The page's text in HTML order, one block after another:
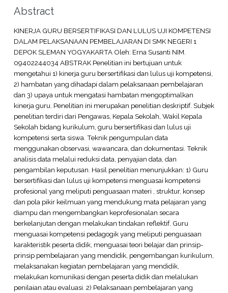
Abstract
KINERJA GURU BERSERTIFIKASI DAN LULUS UJI KOMPETENSI
DALAM PELAKSANAAN PEMBELAJARAN DI SMK NEGERI 1
DEPOK SLEMAN YOGYAKARTA Oleh: Erna Susanti NIM.
09402244034 ABSTRAK Penelitian ini bertujuan untuk
mengetahui 1) kinerja guru bersertifikasi dan lulus uji kompetensi,
2) hambatan yang dihadapi dalam pelaksanaan pembelajaran
dan 3) upaya untuk mengatasi hambatan mengoptimalkan
kinerja guru. Penelitian ini merupakan penelitian deskriptif. Subjek
penelitian terdiri dari Pengawas, Kepala Sekolah, Wakil Kepala
Sekolah bidang kurikulum, guru bersertifikasi dan lulus uji
kompetensi serta siswa. Teknik pengumpulan data
menggunakan observasi, wawancara, dan dokumentasi. Teknik
analisis data melalui reduksi data, penyajian data, dan
pengambilan keputusan. Hasil penelitian menunjukkan: 1) Guru
bersertifikasi dan lulus uji kompetensi menguasai kompetensi
profesional yang meliputi penguasaan materi , struktur, konsep
dan pola pikir keilmuan yang mendukung mata pelajaran yang
diampu dan mengembangkan keprofesionalan secara
berkelanjutan dengan melakukan tindakan reflektif. Guru
menguasai kompetensi pedagogik yang meliputi penguasaan
karakteristik peserta didik, menguasai teori belajar dan prinsip-
prinsip pembelajaran yang mendidik, pengembangan kurikulum,
melaksanakan kegiatan pembelajaran yang mendidik,
melakukan komunikasi dengan peserta didik dan melalukan
penilaian atau evaluasi. 2) Pelaksanaan pembelajaran yang